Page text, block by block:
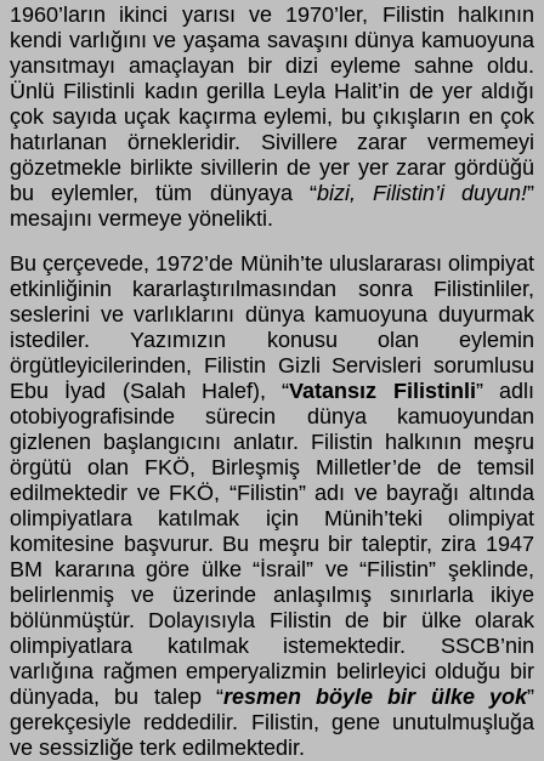
1960’ların ikinci yarısı ve 1970’ler, Filistin halkının
kendi varlığını ve yaşama savaşını dünya kamuoyuna
yansıtmayı amaçlayan bir dizi eyleme sahne oldu.
Ünlü Filistinli kadın gerilla Leyla Halit’in de yer aldığı
çok sayıda uçak kaçırma eylemi, bu çıkışların en çok
hatırlanan örnekleridir. Sivillere zarar vermemeyi
gözetmekle birlikte sivillerin de yer yer zarar gördüğü
bu eylemler, tüm dünyaya “bizi, Filistin’i duyun!”
mesajını vermeye yönelikti.
Bu çerçevede, 1972’de Münih’te uluslararası olimpiyat
etkinliğinin kararlaştırılmasından sonra Filistinliler,
seslerini ve varlıklarını dünya kamuoyuna duyurmak
istediler. Yazımızın konusu olan eylemin
örgütleyicilerinden, Filistin Gizli Servisleri sorumlusu
Ebu İyad (Salah Halef), “Vatansız Filistinli” adlı
otobiyografisinde sürecin dünya kamuoyundan
gizlenen başlangıcını anlatır. Filistin halkının meşru
örgütü olan FKÖ, Birleşmiş Milletler’de de temsil
edilmektedir ve FKÖ, “Filistin” adı ve bayrağı altında
olimpiyatlara katılmak için Münih’teki olimpiyat
komitesine başvurur. Bu meşru bir taleptir, zira 1947
BM kararına göre ülke “İsrail” ve “Filistin” şeklinde,
belirlenmiş ve üzerinde anlaşılmış sınırlarla ikiye
bölünmüştür. Dolayısıyla Filistin de bir ülke olarak
olimpiyatlara katılmak istemektedir. SSCB’nin
varlığına rağmen emperyalizmin belirleyici olduğu bir
dünyada, bu talep “resmen böyle bir ülke yok”
gerekçesiyle reddedilir. Filistin, gene unutulmuşluğa
ve sessizliğe terk edilmektedir.